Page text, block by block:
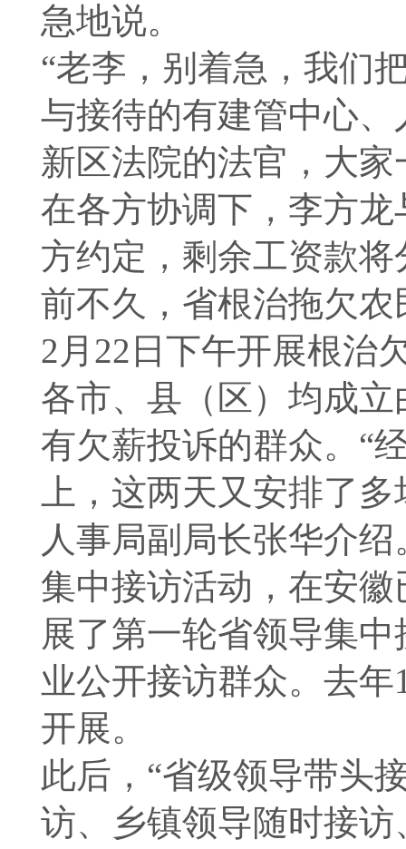
急地说。
“老李，别着急，我们
与接待的有建管中心
新区法院的法官，大
在各方协调下，李方
方约定，剩余工资款
前不久，省根治拖欠
2月22日下午开展根治
各市、县（区）均成
有欠薪投诉的群众。“
上，这两天又安排了
人事局副局长张华介绍
集中接访活动，在安
展了第一轮省领导集
业公开接访群众。去
开展。
此后，“省级领导带头
访、乡镇领导随时接